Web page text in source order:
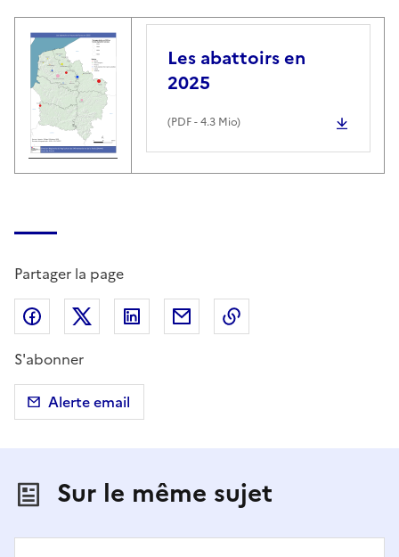
Les abattoirs en
2025
(PDF- 4.3 Mio)
Partager la page
Partager sur Facebook
Partager sur X (anciennement Twitter)
Partager sur LinkedIn
Partager par email
S'abonner
Alerte email
Sur le même sujet